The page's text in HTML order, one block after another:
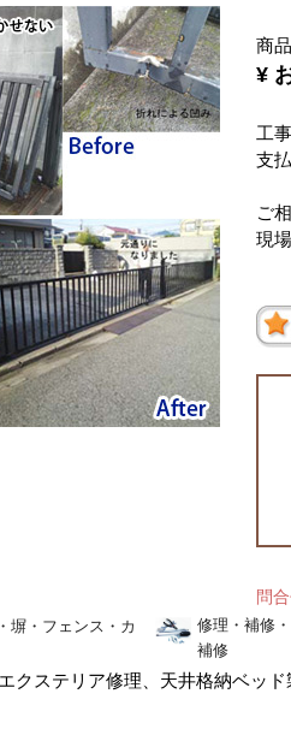
商
¥
工
支
ご
現
問
塀・フェンス・カ
修理・補修
補修
クステリア修理、天井格納ベッ